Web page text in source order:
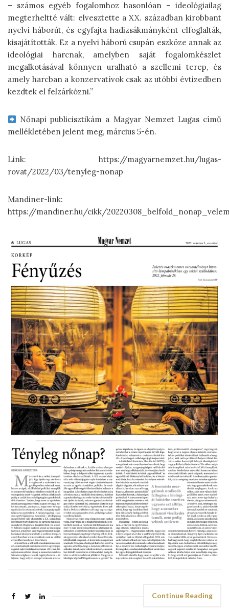
– számos egyéb fogalomhoz hasonlóan – ideológiailag
megterheltté vált: elvesztette a XX. században kirobbant
nyelvi háborút, és egyfajta hadizsákmányként elfoglalták,
kisajátították. Ez a nyelvi háború csupán eszköze annak az
ideológiai harcnak, amelyben saját fogalomkészlet
megalkotásával könnyen uralható a szellemi terep, és
amely harcban a konzervatívok csak az utóbbi évtizedben
kezdtek el felzárkózni.”
Nőnapi publicisztikám a Magyar Nemzet Lugas című
mellékletében jelent meg, március 5-én.
Link: https://magyarnemzet.hu/lugas-
rovat/2022/03/tenyleg-nonap
Mandiner-link:
https://mandiner.hu/cikk/
Continue Reading